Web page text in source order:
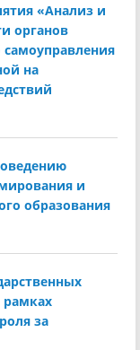
«Анализ и
органов
самоуправления
на
и
образования
рамках
за